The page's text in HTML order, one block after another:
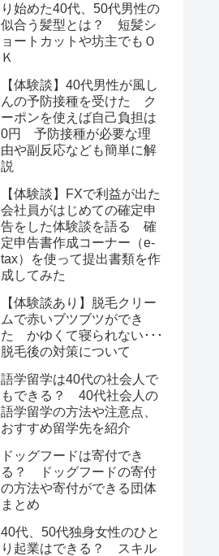
り始めた40代、50代男性の
似合う髪型とは？ 短髪シ
ョートカットや坊主でもＯ
Ｋ
【体験談】40代男性が風し
んの予防接種を受けた ク
ーポンを使えば自己負担は
0円 予防接種が必要な理
由や副反応なども簡単に解
説
【体験談】FXで利益が出た
会社員がはじめての確定申
告をした体験談を語る 確
定申告書作成コーナー（e-
tax）を使って提出書類を作
成してみた
【体験談あり】脱毛クリー
ムで赤いブツブツができ
た かゆくて寝られない･･･
脱毛後の対策について
語学留学は40代の社会人で
もできる？ 40代社会人の
語学留学の方法や注意点、
おすすめ留学先を紹介
ドッグフードは寄付でき
る？ ドッグフードの寄付
の方法や寄付ができる団体
まとめ
40代、50代独身女性のひと
り起業はできる？ スキル